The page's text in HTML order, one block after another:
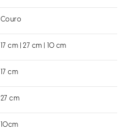
Couro
17 cm | 27 cm | 10 cm
17 cm
27 cm
10cm